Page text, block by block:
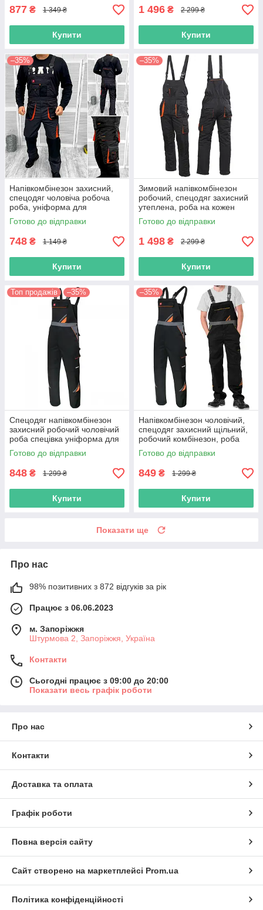
877 ₴ 1 349 ₴
Купити
1 496 ₴ 2 299 ₴
Купити
–35%
Напівкомбінезон захисний,
спецодяг чоловіча робоча
роба, уніформа для
робітників, спецівка євро
польша
Готово до відправки
748 ₴ 1 149 ₴
Купити
–35%
Зимовий напівкомбінезон
робочий, спецодяг захисний
утеплена, роба на кожен
день спецівка для працівників
польща
Готово до відправки
1 498 ₴ 2 299 ₴
Купити
Топ продажів –35%
Спецодяг напівкомбінезон
захисний робочий чоловічий
роба спецівка уніформа для
робітників польша
Готово до відправки
848 ₴ 1 299 ₴
Купити
–35%
Напівкомбінезон чоловічий,
спецодяг захисний щільний,
робочий комбінезон, роба
спецівка для робітників,
польша
Готово до відправки
849 ₴ 1 299 ₴
Купити
Показати ще
Про нас
98% позитивних з 872 відгуків за рік
Працює з 06.06.2023
м. Запоріжжя
Штурмова 2, Запоріжжя, Україна
Контакти
Сьогодні працює з 09:00 до 20:00
Показати весь графік роботи
Про нас
Контакти
Доставка та оплата
Графік роботи
Повна версія сайту
Сайт створено на маркетплейсі Prom.ua
Політика конфіденційності